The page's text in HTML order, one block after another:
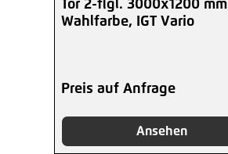
Tor 2-flgl. 3000x1200 mm
Wahlfarbe, IGT Vario
Preis auf Anfrage
Ansehen